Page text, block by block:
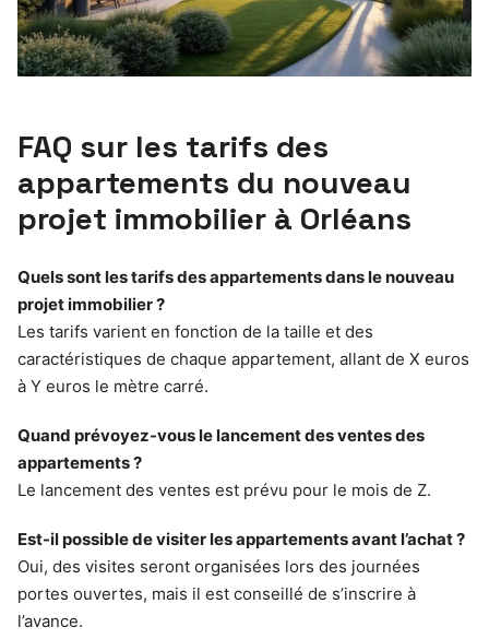
FAQ sur les tarifs des
appartements du nouveau
projet immobilier à Orléans
Quels sont les tarifs des appartements dans le nouveau
projet immobilier ?
Les tarifs varient en fonction de la taille et des
caractéristiques de chaque appartement, allant de X euros
à Y euros le mètre carré.
Quand prévoyez-vous le lancement des ventes des
appartements ?
Le lancement des ventes est prévu pour le mois de Z.
Est-il possible de visiter les appartements avant l’achat ?
Oui, des visites seront organisées lors des journées
portes ouvertes, mais il est conseillé de s’inscrire à
l’avance.